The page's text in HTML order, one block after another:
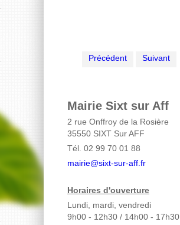
Précédent Suivant
Mairie Sixt sur Aff
2 rue Onffroy de la Rosière
35550 SIXT Sur AFF
Tél. 02 99 70 01 88
mairie@sixt-sur-aff.fr
Horaires d'ouverture
Lundi, mardi, vendredi
9h00 - 12h30 / 14h00 - 17h30